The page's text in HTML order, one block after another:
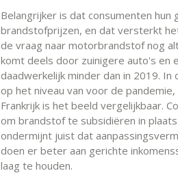
Belangrijker is dat consumenten hun
brandstofprijzen, en dat versterkt
de vraag naar motorbrandstof nog
komt deels door zuinigere auto's en
daadwerkelijk minder dan in 2019.
op het niveau van voor de
Frankrijk is het beeld vergelijkbaar.
om brandstof te subsidiëren in
ondermijnt juist dat
doen er beter aan gerichte
laag te houden.